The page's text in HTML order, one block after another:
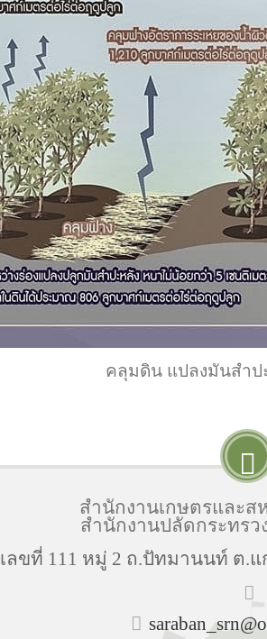
คลุมดิน แปลงมันสำป
สำนักงานเกษตรและ
สำนักงานปลัดกระทร
เลขที่ 111 หมู่ 2 ถ.ปัทมานนท์ ต.แ